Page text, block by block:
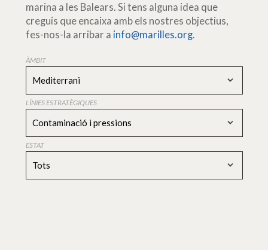
marina a les Balears. Si tens alguna idea que
creguis que encaixa amb els nostres objectius,
fes-nos-la arribar a info@marilles.org.
ÀMBIT
Mediterrani
LÍNIES ESTRATÈGIQUES
Contaminació i pressions
ESTAT
Tots